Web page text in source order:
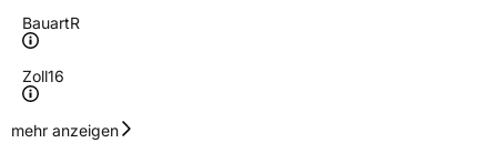
BauartR
Zoll16
Geschwindigkeitsindex
mehr anzeigen